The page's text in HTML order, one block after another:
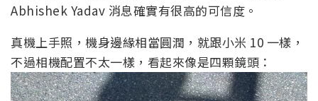
Abhishek Yadav 消息確實有很高的可信度。
真機上手照，機身邊緣相當圓潤，就跟小米 10 一樣，
不過相機配置不太一樣，看起來像是四顆鏡頭：